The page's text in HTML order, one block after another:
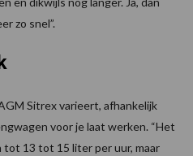
zo snel”.
Sitrex varieert, afhankelijk
voor je laat werken. “Het
13 tot 15 liter per uur, maar